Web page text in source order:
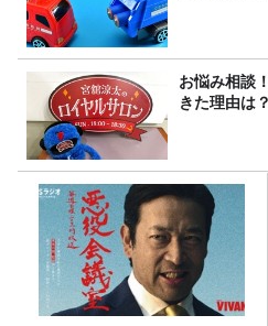
お悩み相談
きた理由は？